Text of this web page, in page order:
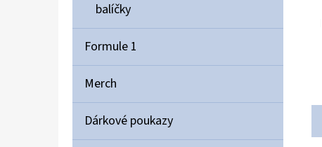
balíčky
Formule 1
Merch
Dárkové poukazy